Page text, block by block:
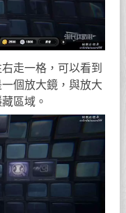
走一格，可以看到
個放大鏡，與放大
區域。